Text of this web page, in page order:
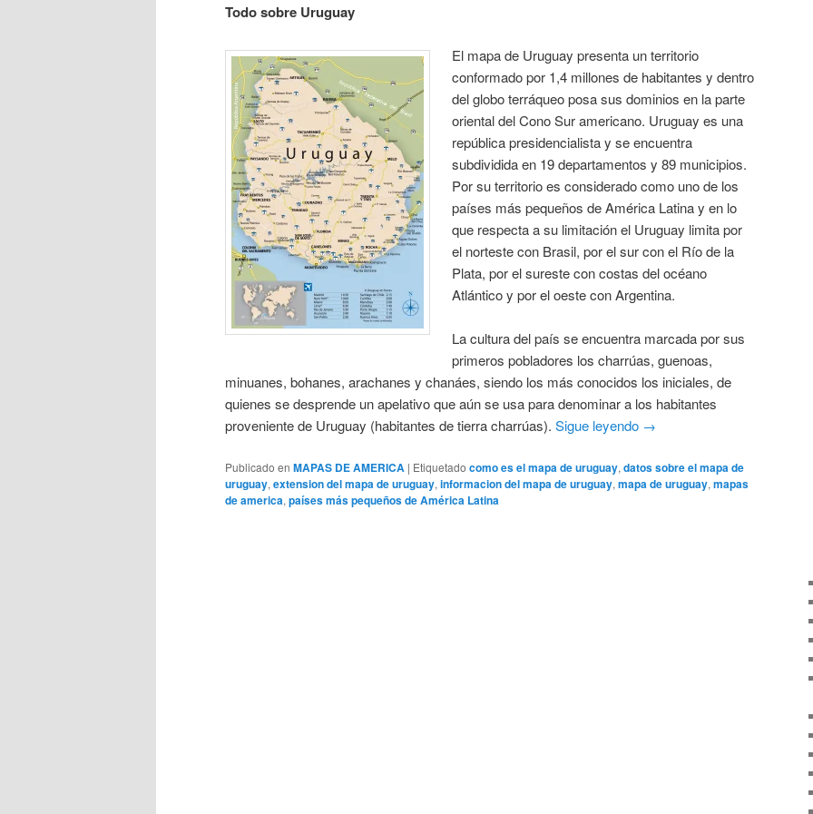
Todo sobre Uruguay
El mapa de Uruguay presenta un territorio
conformado por 1,4 millones de habitantes y dentro
del globo terráqueo posa sus dominios en la parte
oriental del Cono Sur americano. Uruguay es una
república presidencialista y se encuentra
subdividida en 19 departamentos y 89 municipios.
Por su territorio es considerado como uno de los
países más pequeños de América Latina y en lo
que respecta a su limitación el Uruguay limita por
el norteste con Brasil, por el sur con el Río de la
Plata, por el sureste con costas del océano
Atlántico y por el oeste con Argentina.
La cultura del país se encuentra marcada por sus
primeros pobladores los charrúas, guenoas,
minuanes, bohanes, arachanes y chanáes, siendo los más conocidos los iniciales, de
quienes se desprende un apelativo que aún se usa para denominar a los habitantes
proveniente de Uruguay (habitantes de tierra charrúas). Sigue leyendo →
Publicado en MAPAS DE AMERICA | Etiquetado como es el mapa de uruguay, datos sobre el mapa de
uruguay, extension del mapa de uruguay, informacion del mapa de uruguay, mapa de uruguay, mapas
de america, países más pequeños de América Latina